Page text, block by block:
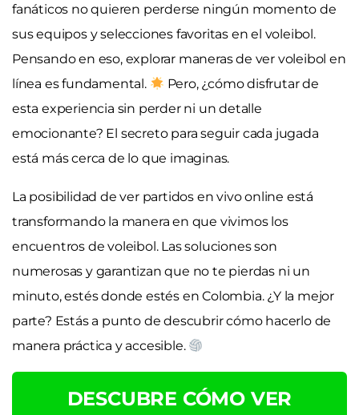
fanáticos no quieren perderse ningún momento de
sus equipos y selecciones favoritas en el voleibol.
Pensando en eso, explorar maneras de ver voleibol en
línea es fundamental.
Pero, ¿cómo disfrutar de
esta experiencia sin perder ni un detalle
emocionante? El secreto para seguir cada jugada
está más cerca de lo que imaginas.
La posibilidad de ver partidos en vivo online está
transformando la manera en que vivimos los
encuentros de voleibol. Las soluciones son
numerosas y garantizan que no te pierdas ni un
minuto, estés donde estés en Colombia. ¿Y la mejor
parte? Estás a punto de descubrir cómo hacerlo de
manera práctica y accesible.
DESCUBRE CÓMO VER